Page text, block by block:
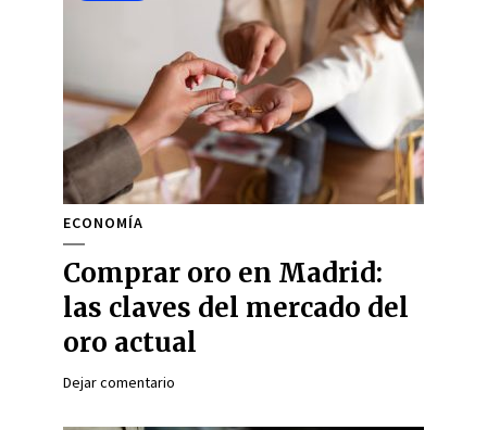
ECONOMÍA
Comprar oro en Madrid:
las claves del mercado del
oro actual
Dejar comentario